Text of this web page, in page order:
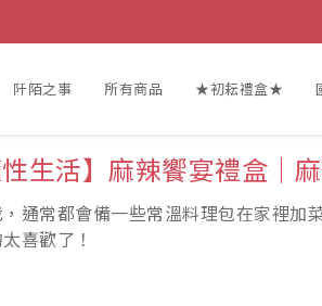
阡陌之事 所有商品 ★初耘禮盒★
性生活】麻辣饗宴禮盒｜
通常都會備一些常溫料理包在家裡加
喜歡了！